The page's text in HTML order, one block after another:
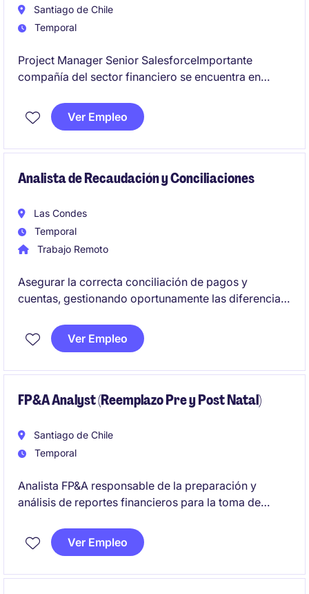
Santiago de Chile
Temporal
Project Manager Senior SalesforceImportante
compañía del sector financiero se encuentra en
liderar un proyecto estratégico de implementación
de Salesforce CRM.
implementación de Salesforce, asegurando el
coordinando equipos internos, áreas de negocio y
proveedores tecnológicos.
Ver Empleo
Analista de Recaudación y Conciliaciones
Las Condes
Temporal
Trabajo Remoto
Asegurar la correcta conciliación de pagos y
cuentas, gestionando oportunamente las diferencias
información financiera operativa, contribuyendo a la
continuidad y eficiencia de los procesos de
Ver Empleo
FP&A Analyst (Reemplazo Pre y Post Natal)
Santiago de Chile
Temporal
Analista FP&A responsable de la preparación y
análisis de reportes financieros para la toma de
capacidad analítica y experiencia en procesos
contables y financieros.
Ver Empleo